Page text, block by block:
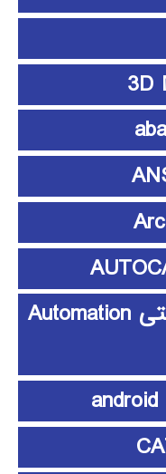
آموزش اتوماسیون صنعتی Automation